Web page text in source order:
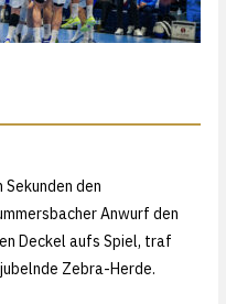
den
Anwurf den
Deckel aufs Spiel, traf
Zebra-Herde.